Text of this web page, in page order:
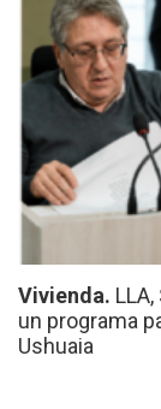
Vivienda.
un programa
Ushuaia